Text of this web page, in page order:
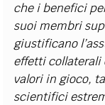
che i benefici
suoi membri
giustificano
effetti collaterali
valori in gioco,
scientifici